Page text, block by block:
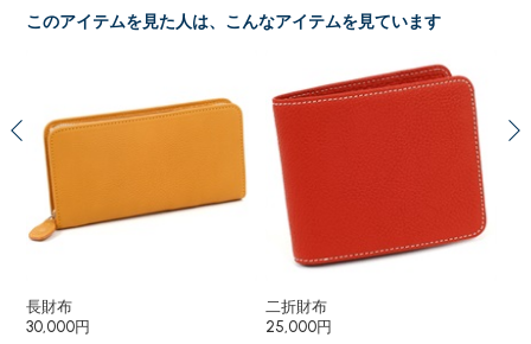
このアイテムを見た人は、こんなアイテムを見ています
長財布
30,000円
二折財布
25,000円